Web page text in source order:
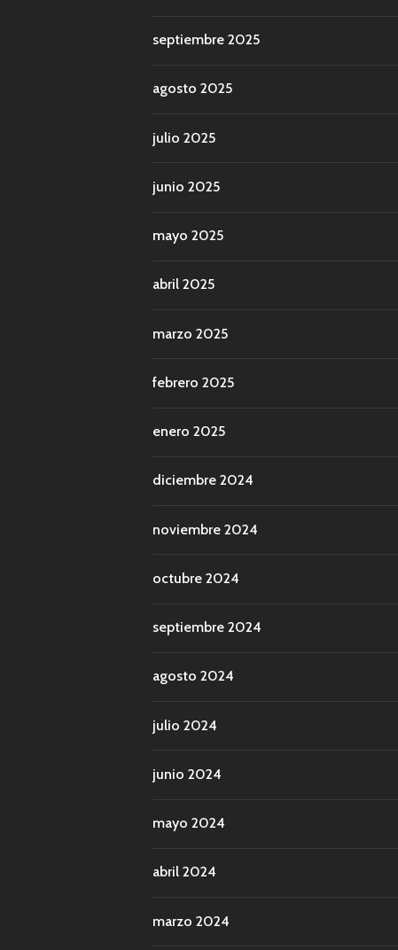
septiembre 2025
agosto 2025
julio 2025
junio 2025
mayo 2025
abril 2025
marzo 2025
febrero 2025
enero 2025
diciembre 2024
noviembre 2024
octubre 2024
septiembre 2024
agosto 2024
julio 2024
junio 2024
mayo 2024
abril 2024
marzo 2024